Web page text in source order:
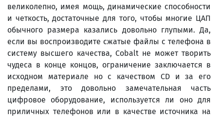
великолепно, имея мощь, динамические способности
и четкость, достаточные для того, чтобы многие ЦАП
обычного размера казались довольно глупыми. Да,
если вы воспроизводите сжатые файлы с телефона в
систему высшего качества, Cobalt не может творить
чудеса в конце концов, ограничение заключается в
исходном материале но с качеством CD и за его
пределами, это довольно замечательная часть
цифровое оборудование, используется ли оно для
приличных телефонов или в качестве источника на